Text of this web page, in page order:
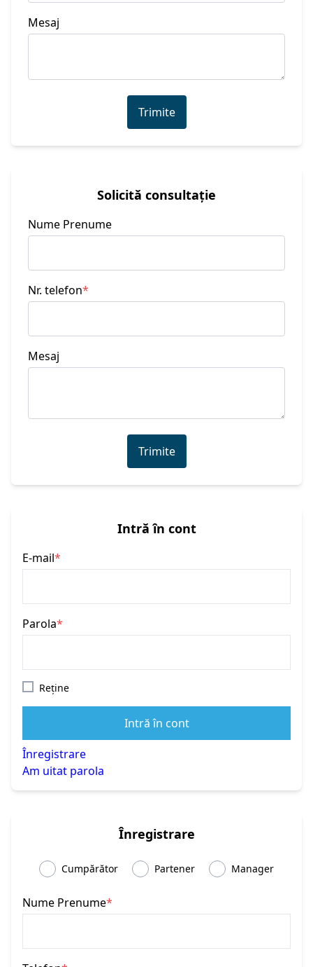
Mesaj
Trimite
Solicită consultație
Nume Prenume
Nr. telefon*
Mesaj
Trimite
Intră în cont
E-mail*
Parola*
Reține
Intră în cont
Înregistrare
Am uitat parola
Înregistrare
Cumpărător Partener Manager
Nume Prenume*